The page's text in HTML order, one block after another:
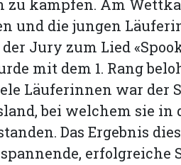
zu kämpfen. Am
und die jungen
Jury zum Lied
mit dem 1. Rang
Läuferinnen war der
bei welchem sie in
Das Ergebnis
erfolgreiche